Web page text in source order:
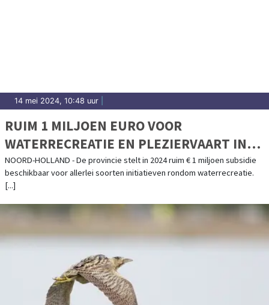
14 mei 2024, 10:48 uur
RUIM 1 MILJOEN EURO VOOR
WATERRECREATIE EN PLEZIERVAART IN
NOORD-HOLLAND
NOORD-HOLLAND - De provincie stelt in 2024 ruim € 1 miljoen subsidie
beschikbaar voor allerlei soorten initiatieven rondom waterrecreatie.
[...]